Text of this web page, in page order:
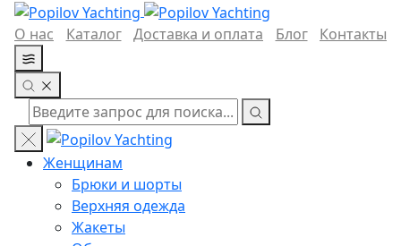
О нас Каталог Доставка и оплата Блог Контакты
Женщинам
Брюки и шорты
Верхняя одежда
Жакеты